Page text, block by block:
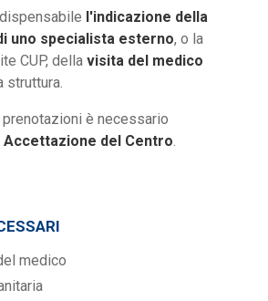
l'indicazione della
uno specialista esterno, o la
CUP, della visita del medico
struttura.
è necessario
Accettazione del Centro
medico